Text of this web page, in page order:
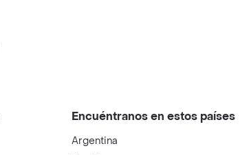
Encuéntranos en estos países
Argentina